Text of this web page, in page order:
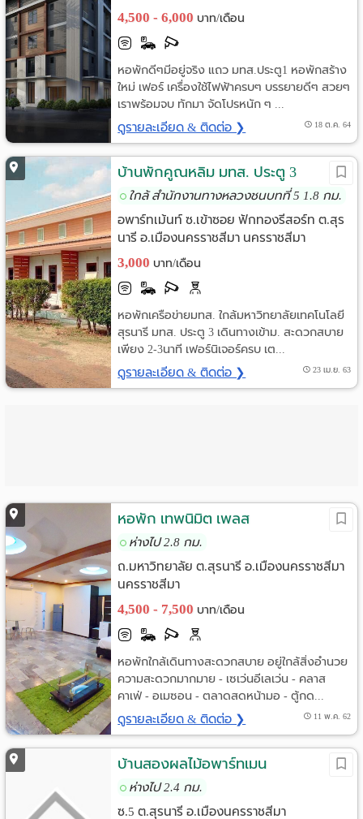
4,500 - 6,000 บาท/เดือน
หอพักดีๆมีอยู่จริง แถว มทส.ประตู1 หอพักสร้าง
ใหม่ เฟอร์ เครื่องใช้ไฟฟ้าครบๆ บรรยายดีๆ สวยๆ
เราพร้อมจบ ทักมา จัดโปรหนัก ๆ ...
ดูรายละเอียด & ติดต่อ ❯ 18 ต.ค. 64
บ้านพักคูณหลิม มทส. ประตู 3
ใกล้ สำนักงานทางหลวงชนบทที่ 5 1.8 กม.
อพาร์ทเม้นท์ ซ.เข้าซอย ฟักทองรีสอร์ท ต.สุร
นารี อ.เมืองนครราชสีมา นครราชสีมา
3,000 บาท/เดือน
หอพักเครือข่ายมทส. ใกล้มหาวิทยาลัยเทคโนโลยี
สุรนารี มทส. ประตู 3 เดินทางเข้าม. สะดวกสบาย
เพียง 2-3นาที เฟอร์นิเจอร์ครบ เต...
ดูรายละเอียด & ติดต่อ ❯ 23 เม.ย. 63
หอพัก เทพนิมิต เพลส
ห่างไป 2.8 กม.
ถ.มหาวิทยาลัย ต.สุรนารี อ.เมืองนครราชสีมา
นครราชสีมา
4,500 - 7,500 บาท/เดือน
หอพักใกล้เดินทางสะดวกสบาย อยู่ใกล้สิ่งอำนวย
ความสะดวกมากมาย - เซเว่นอีเลเว่น - คลาส
คาเฟ่ - อเมซอน - ตลาดสดหน้ามอ - ตู้กด...
ดูรายละเอียด & ติดต่อ ❯ 11 พ.ค. 62
บ้านสองผลไม้อพาร์ทเมน
ห่างไป 2.4 กม.
ซ.5 ต.สุรนารี อ.เมืองนครราชสีมา